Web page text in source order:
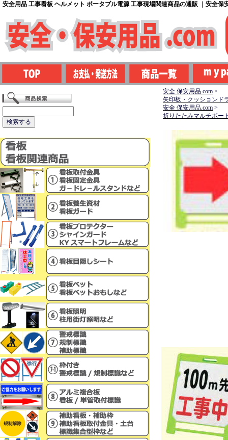
安全用品 工事看板 ヘルメット ポータブル電源 工事現場関連商品の通販 ｜安全保
安全 保安用品.com >
矢印板・クッションド
安全 保安用品.com >
折りたたみマルチボー